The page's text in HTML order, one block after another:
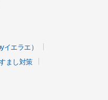
エラエ）
まし対策